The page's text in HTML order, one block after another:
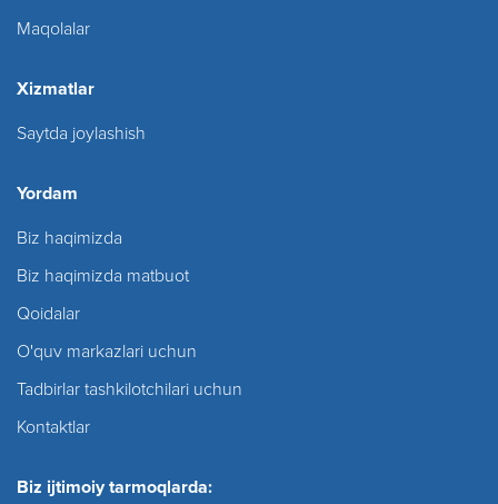
Maqolalar
Xizmatlar
Saytda joylashish
Yordam
Biz haqimizda
Biz haqimizda matbuot
Qoidalar
O'quv markazlari uchun
Tadbirlar tashkilotchilari uchun
Kontaktlar
Biz ijtimoiy tarmoqlarda: